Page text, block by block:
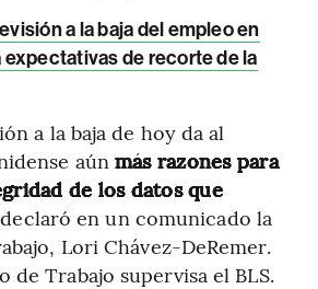
a la baja del empleo en
expectativas de recorte de la
a la baja de hoy da al
aún más razones para
de los datos que
declaró en un comunicado la
Lori Chávez-DeRemer.
de Trabajo supervisa el BLS.